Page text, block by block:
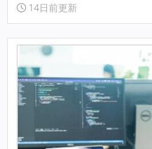
14日前更新